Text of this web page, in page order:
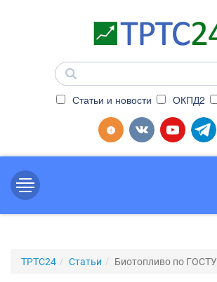
Статьи и новости ОКПД2
ТРТС24 Статьи Биотопливо по ГОСТУ